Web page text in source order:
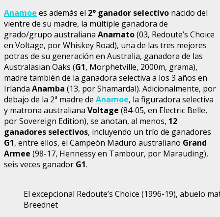
Anamoe es además el 2° ganador selectivo nacido del
vientre de su madre, la múltiple ganadora de
grado/grupo australiana Anamato(03, Redoute’s Choice
en Voltage, por Whiskey Road), una de las tres mejores
potras de su generación en Australia, ganadora de las
Australasian Oaks (G1, Morphetville, 2000m, grama),
madre también de la ganadora selectiva a los 3 años en
Irlanda Anamba (13, por Shamardal). Adicionalmente, por
debajo de la 2ª madre de Anamoe, la figuradora selectiva
y matrona australiana Voltage (84-05, en Electric Belle,
por Sovereign Edition), se anotan, al menos, 12
ganadores selectivos, incluyendo un trío de ganadores
G1, entre ellos, el Campeón Maduro australiano Grand
Armee (98-17, Hennessy en Tambour, por Marauding),
seis veces ganador G1.
El excepcional Redoute’s Choice (1996-19), abuelo
Breednet